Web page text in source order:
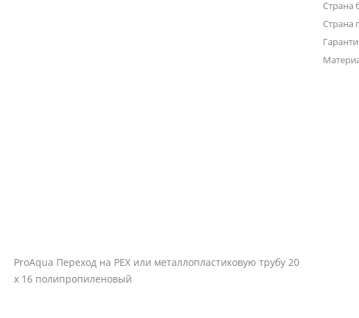
ProAqua Переход на PEX или металлопластиковую трубу 20
х 16 полипропиленовый
Страна
Страна